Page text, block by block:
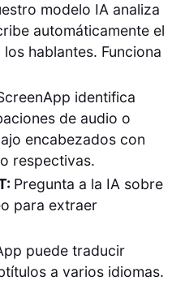
modelo IA analiza
automáticamente el
hablantes. Funciona
identifica
de audio o
encabezados con
respectivas.
Pregunta a la IA sobre
para extraer
puede traducir
a varios idiomas.